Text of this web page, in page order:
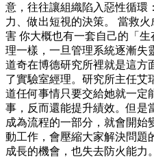
意，往往讓組織陷入惡性循環
力、做出短視的決策。 當救
害 你大概也有一套自己的「
理一樣，一旦管理系統逐漸失
道奇在博德研究所裡就是這方
了實驗室經理。研究所主任艾
道任何事情只要交給她就一定
事，反而還能提升績效。但是
成為流程的一部分，就會開始
動工作，會壓縮大家解決問題
成長的機會，也失去防火能力